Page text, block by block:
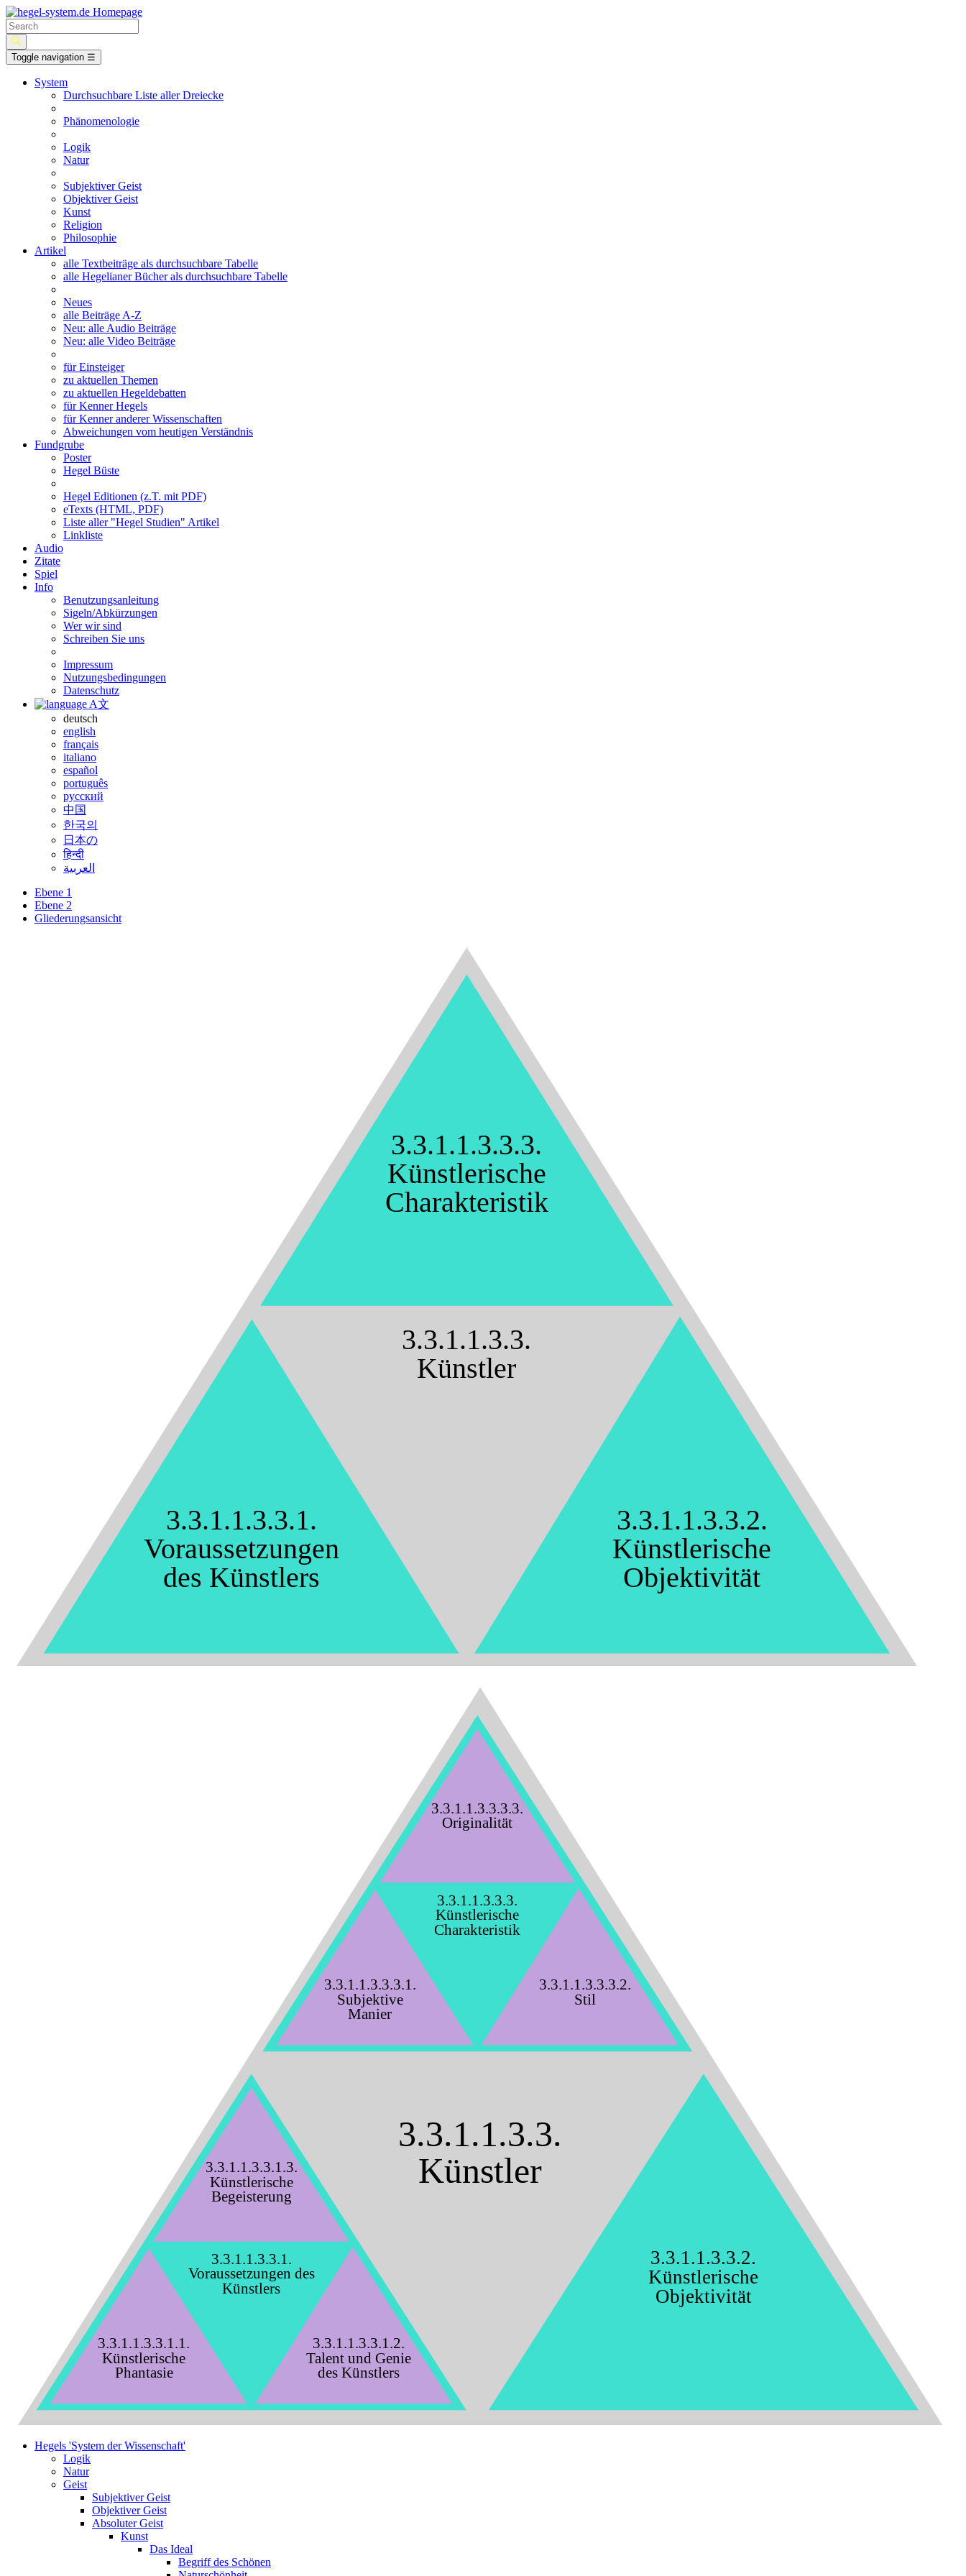
Toggle navigation ☰
System
Durchsuchbare Liste aller Dreiecke
Phänomenologie
Logik
Natur
Subjektiver Geist
Objektiver Geist
Kunst
Religion
Philosophie
Artikel
alle Textbeiträge als durchsuchbare Tabelle
alle Hegelianer Bücher als durchsuchbare Tabelle
Neues
alle Beiträge A-Z
Neu: alle Audio Beiträge
Neu: alle Video Beiträge
für Einsteiger
zu aktuellen Themen
zu aktuellen Hegeldebatten
für Kenner Hegels
für Kenner anderer Wissenschaften
Abweichungen vom heutigen Verständnis
Fundgrube
Poster
Hegel Büste
Hegel Editionen (z.T. mit PDF)
eTexts (HTML, PDF)
Liste aller "Hegel Studien" Artikel
Linkliste
Audio
Zitate
Spiel
Info
Benutzungsanleitung
Sigeln/Abkürzungen
Wer wir sind
Schreiben Sie uns
Impressum
Nutzungsbedingungen
Datenschutz
A文
deutsch
english
français
italiano
español
português
русский
中国
한국의
日本の
हिन्दी
العربية
Ebene 1
Ebene 2
Gliederungsansicht
3.3.1.1.3.3.
Künstler
3.3.1.1.3.3.1.
Voraussetzungen
des Künstlers
3.3.1.1.3.3.2.
Künstlerische
Objektivität
3.3.1.1.3.3.3.
Künstlerische
Charakteristik
3.3.1.1.3.3.
Künstler
3.3.1.1.3.3.1.
Voraussetzungen des
Künstlers
3.3.1.1.3.3.1.1.
Künstlerische
Phantasie
3.3.1.1.3.3.1.2.
Talent und Genie
des Künstlers
3.3.1.1.3.3.1.3.
Künstlerische
Begeisterung
3.3.1.1.3.3.2.
Künstlerische
Objektivität
3.3.1.1.3.3.3.
Künstlerische
Charakteristik
3.3.1.1.3.3.3.1.
Subjektive
Manier
3.3.1.1.3.3.3.2.
Stil
3.3.1.1.3.3.3.3.
Originalität
Hegels 'System der Wissenschaft'
Logik
Natur
Geist
Subjektiver Geist
Objektiver Geist
Absoluter Geist
Kunst
Das Ideal
Begriff des Schönen